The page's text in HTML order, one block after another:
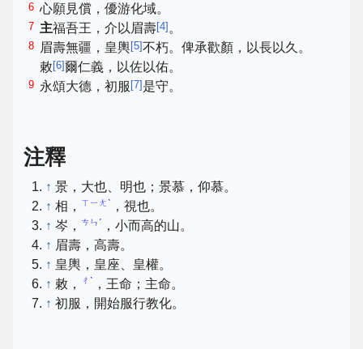
6 心願見償，優游化域。
7 主福吾王，介以眉壽[4] 。
8 眉壽無疆，皇輿[5]不朽。俾承歡顏，以長以久。
敕[6]爾仁義，以佐以佑。
9 永頌大德，初服 [7] 是守。
注釋
↑ 景，大也、明也；景慕，仰慕。
↑ 相， ㄒㄧㄤˋ
，視也。
↑ 岑， ㄘㄣˊ
，小而高的山。
↑ 眉壽，高壽。
↑ 皇輿，皇座、皇權。
↑ 敕， ㄔˋ
，王命；主命。
↑ 初服，開始服行教化。